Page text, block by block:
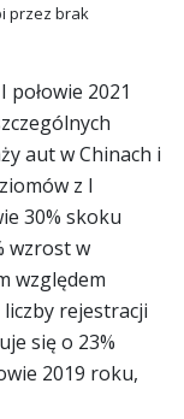
przez brak
2021
aut w Chinach i
z I
30% skoku
wzrost w
względem
rejestracji
się o 23%
2019 roku,